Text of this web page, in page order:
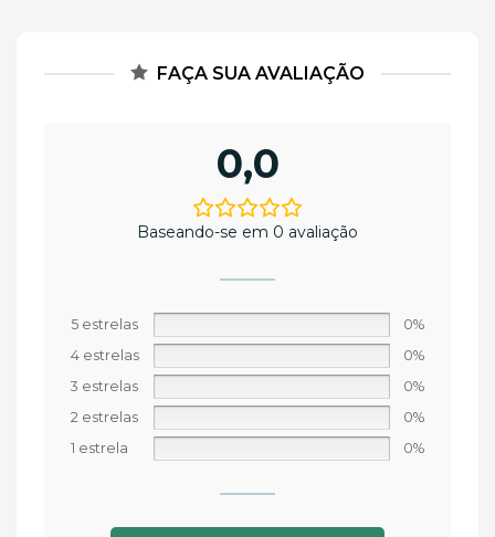
FAÇA SUA AVALIAÇÃO
0,0
Baseando-se em 0 avaliação
5 estrelas
0%
4 estrelas
0%
3 estrelas
0%
2 estrelas
0%
1 estrela
0%